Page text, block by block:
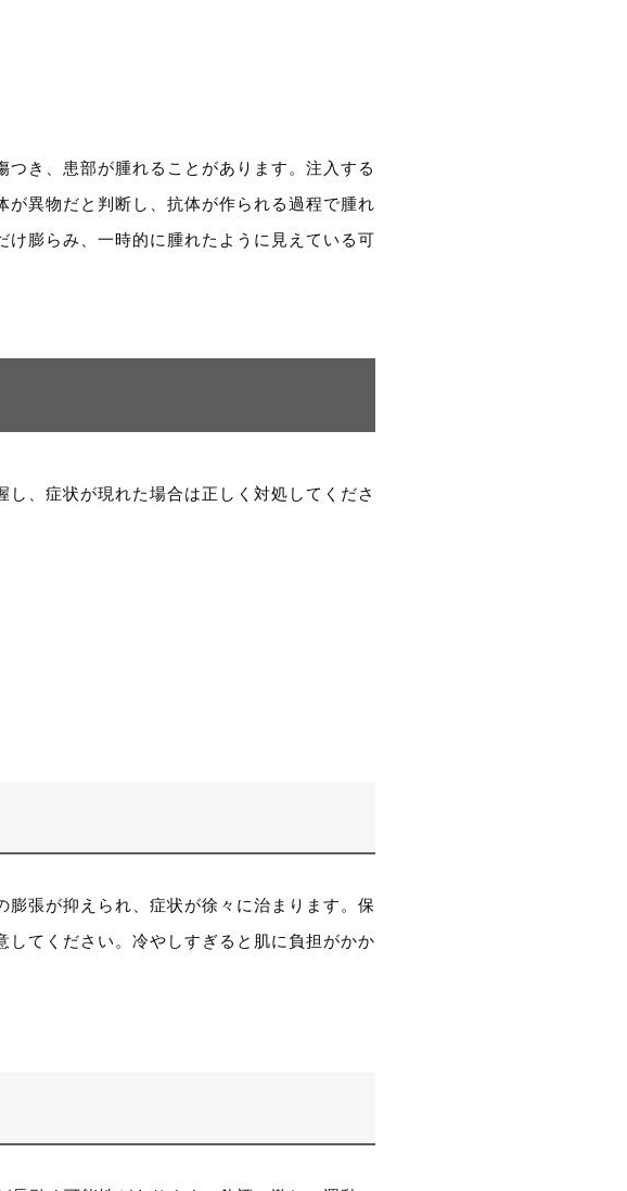
き、患部が腫れることがあります。注入する
異物だと判断し、抗体が作られる過程で腫れ
膨らみ、一時的に腫れたように見えている可
、症状が現れた場合は正しく対処してくださ
張が抑えられ、症状が徐々に治まります。保
てください。冷やしすぎると肌に負担がかか